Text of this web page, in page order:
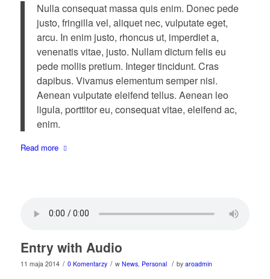
Nulla consequat massa quis enim. Donec pede
justo, fringilla vel, aliquet nec, vulputate eget,
arcu. In enim justo, rhoncus ut, imperdiet a,
venenatis vitae, justo. Nullam dictum felis eu
pede mollis pretium. Integer tincidunt. Cras
dapibus. Vivamus elementum semper nisi.
Aenean vulputate eleifend tellus. Aenean leo
ligula, porttitor eu, consequat vitae, eleifend ac,
enim.
Read more
Entry with Audio
11 maja 2014 / 0 Komentarzy / w News, Personal / by aroadmin